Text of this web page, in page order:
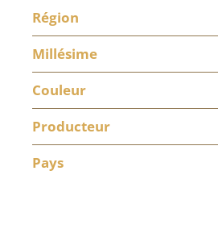
Région
Millésime
Couleur
Producteur
Pays